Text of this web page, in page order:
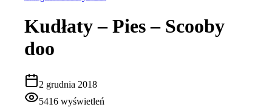
Kudłaty – Pies – Scooby
doo
2 grudnia 2018
5416 wyświetleń